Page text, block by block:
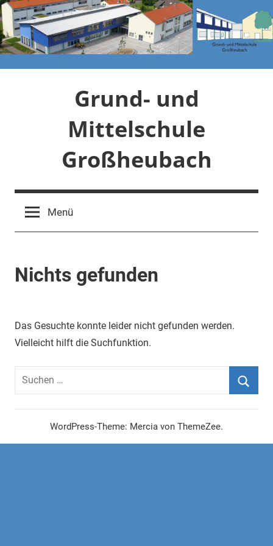
Zum
Inhalt
springen
Grund- und
Mittelschule
Großheubach
Ort
Menü
Nichts gefunden
Das Gesuchte konnte leider nicht gefunden werden.
Vielleicht hilft die Suchfunktion.
Suchen
WordPress-Theme: Mercia von ThemeZee.